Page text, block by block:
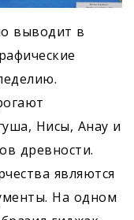
выводит в
Нисы, Анау и
древности.
являются
На одном